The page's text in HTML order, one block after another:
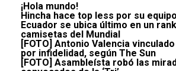
¡Hola mundo!
Hincha hace top less por su equipo
Ecuador se ubica último en un
camisetas del Mundial
[FOTO] Antonio Valencia
por infidelidad, según The Sun
[FOTO] Asambleísta robó las